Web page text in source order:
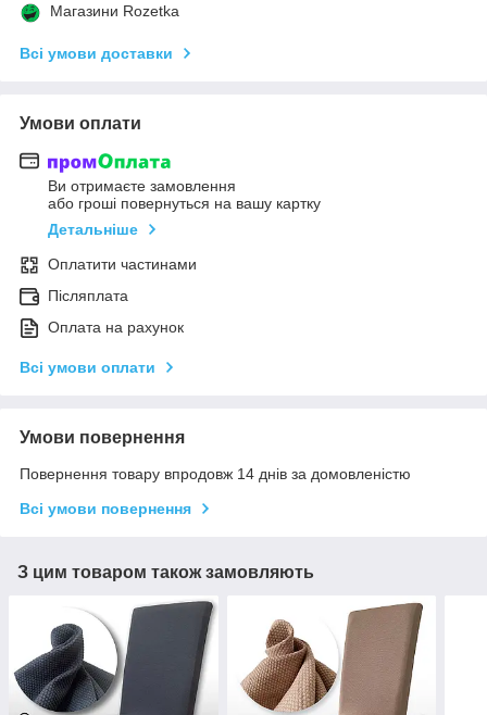
Магазини Rozetka
Всі умови доставки
Умови оплати
Ви отримаєте замовлення
або гроші повернуться на вашу картку
Детальніше
Оплатити частинами
Післяплата
Оплата на рахунок
Всі умови оплати
Умови повернення
Повернення товару впродовж 14 днів за домовленістю
Всі умови повернення
З цим товаром також замовляють